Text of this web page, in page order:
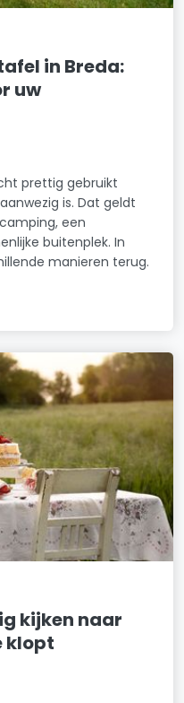
in Breda:
uw
prettig gebruikt
is. Dat geldt
een
buitenplek. In
manieren terug.
kijken naar
klopt